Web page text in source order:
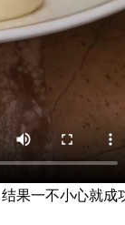
果一不小心就成